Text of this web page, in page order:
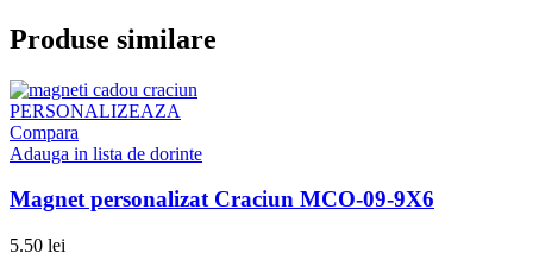
Produse similare
PERSONALIZEAZA
Compara
Adauga in lista de dorinte
Magnet personalizat Craciun MCO-09-9X6
5.50 lei